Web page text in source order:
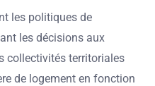
les politiques de
les décisions aux
collectivités territoriales
de logement en fonction